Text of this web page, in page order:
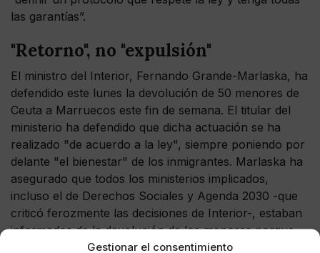
Gestionar el consentimiento
las garantías”.
"Retorno", no "expulsión"
El ministro del Interior, Fernando Grande-Marlaska, ha
defendido este lunes la devolución de 50 menores de
Ceuta a Marruecos este fin de semana. El titular del
ministerio ha defendido que dicha actuación se ha
realizado "de acuerdo a la ley", siempre poniendo por
delante "el bienestar" de los inmigrantes. Marlaska ha
asegurado que todos los ministerios implicados,
incluso el de Derechos Sociales y Agenda 2030 -que
criticó ferozmente las decisiones de Interior-, estaban
informados de la devolución de los menores porque
esto "no es una expulsión sino un retorno de medio